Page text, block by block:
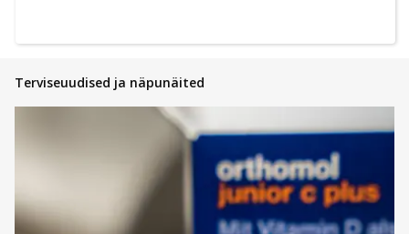
Terviseuudised ja näpunäited